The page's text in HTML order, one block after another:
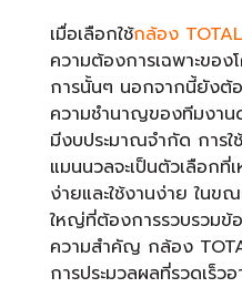
เมื่อเลือกใช้กล้อง
ความต้องการเฉพาะขอ
การนั้นๆ นอกจากนี้ยังต้
ความชำนาญของทีมงาน
มีงบประมาณจำกัด การใ
แมนนวลจะเป็นตัวเลือกที่
ง่ายและใช้งานง่าย ในข
ใหญ่ที่ต้องการรวบรวมข้อ
ความสำคัญ กล้อง
การประมวลผลที่รวดเร็ว